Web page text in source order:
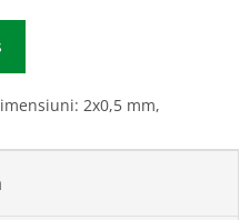
2x0,5 mm,